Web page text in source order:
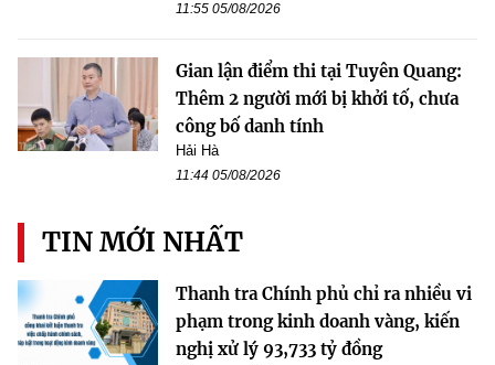
11:55 05/08/2026
Gian lận điểm thi tại Tuyên Quang:
Thêm 2 người mới bị khởi tố, chưa
công bố danh tính
Hải Hà
11:44 05/08/2026
TIN MỚI NHẤT
Thanh tra Chính phủ chỉ ra nhiều vi
phạm trong kinh doanh vàng, kiến
nghị xử lý 93,733 tỷ đồng